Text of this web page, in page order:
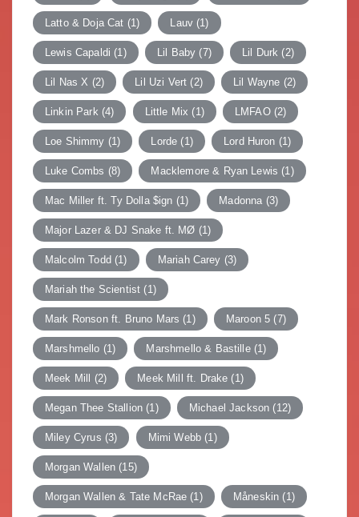
Latto & Doja Cat (1) Lauv (1)
Lewis Capaldi (1) Lil Baby (7) Lil Durk (2)
Lil Nas X (2) Lil Uzi Vert (2) Lil Wayne (2)
Linkin Park (4) Little Mix (1) LMFAO(2)
Loe Shimmy (1) Lorde (1) Lord Huron (1)
Luke Combs (8) Macklemore & Ryan Lewis (1)
Mac Miller ft. Ty Dolla $ign (1) Madonna (3)
Major Lazer & DJ Snake ft. MØ (1)
Malcolm Todd (1) Mariah Carey (3)
Mariah the Scientist (1)
Mark Ronson ft. Bruno Mars (1) Maroon 5 (7)
Marshmello (1) Marshmello & Bastille(1)
Meek Mill (2) Meek Mill ft. Drake (1)
Megan Thee Stallion (1) Michael Jackson (12)
Miley Cyrus (3) Mimi Webb (1)
Morgan Wallen (15)
Morgan Wallen & Tate McRae (1) Måneskin (1)